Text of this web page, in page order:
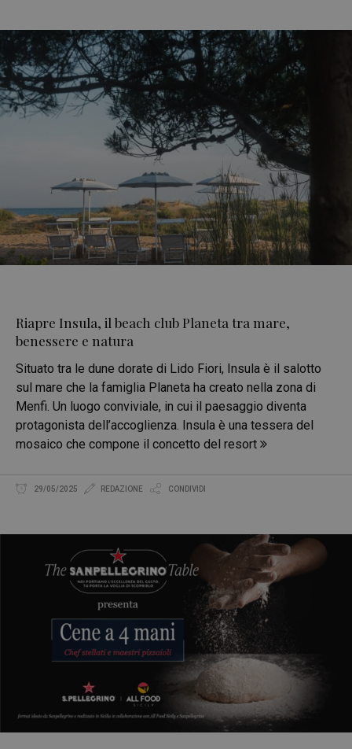
Riapre Insula, il beach club Planeta tra mare,
benessere e natura
Situato tra le dune dorate di Lido Fiori, Insula è il salotto
sul mare che la famiglia Planeta ha creato nella zona di
Menfi. Un luogo conviviale, in cui il paesaggio diventa
protagonista dell’accoglienza. Insula è una tessera del
mosaico che compone il concetto del resort
29/05/2025 REDAZIONE CONDIVIDI